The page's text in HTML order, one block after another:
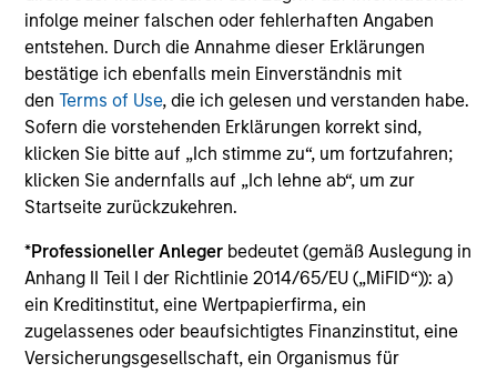
infolge meiner falschen oder fehlerhaften Angaben
entstehen. Durch die Annahme dieser Erklärungen
bestätige ich ebenfalls mein Einverständnis mit
denTerms of Use, die ich gelesen und verstanden habe.
Sofern die vorstehenden Erklärungen korrekt sind,
klicken Sie bitte auf „Ich stimme zu“, um fortzufahren;
klicken Sie andernfalls auf „Ich lehne ab“, um zur
Startseite zurückzukehren.
*Professioneller Anleger bedeutet (gemäß Auslegung in
Anhang II Teil I der Richtlinie 2014/65/EU („MiFID“)): a)
ein Kreditinstitut, eine Wertpapierfirma, ein
zugelassenes oder beaufsichtigtes Finanzinstitut, eine
Versicherungsgesellschaft, ein Organismus für
Portfolio Managers
Christopher Madden
Managing Director